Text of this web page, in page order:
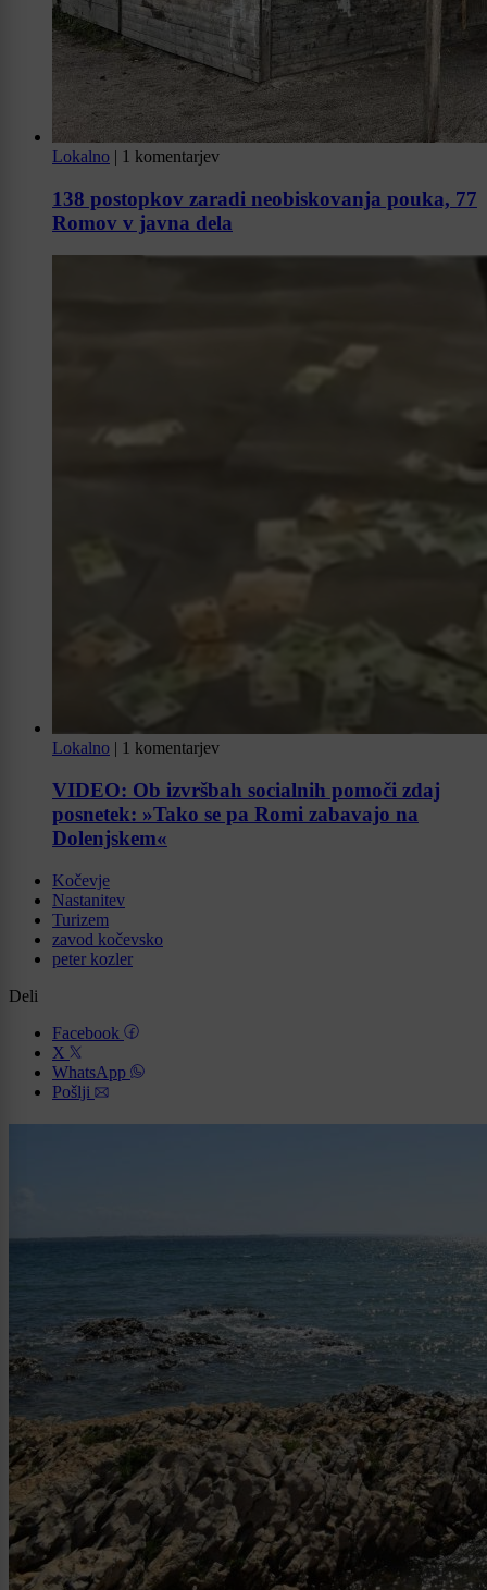
Lokalno | 1 komentarjev
138 postopkov zaradi neobiskovanja pouka, 77
Romov v javna dela
Lokalno | 1 komentarjev
VIDEO: Ob izvršbah socialnih pomoči zdaj
posnetek: »Tako se pa Romi zabavajo na
Dolenjskem«
Kočevje
Nastanitev
Turizem
zavod kočevsko
peter kozler
Deli
Facebook
X
WhatsApp
Pošlji